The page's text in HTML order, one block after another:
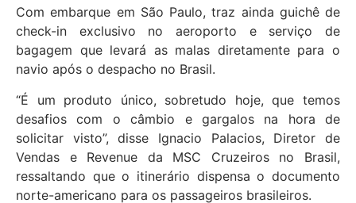
Com embarque em São Paulo, traz ainda guichê de
check-in exclusivo no aeroporto e serviço de
bagagem que levará as malas diretamente para o
navio após o despacho no Brasil.
“É um produto único, sobretudo hoje, que temos
desafios com o câmbio e gargalos na hora de
solicitar visto”, disse Ignacio Palacios, Diretor de
Vendas e Revenue da MSC Cruzeiros no Brasil,
ressaltando que o itinerário dispensa o documento
norte-americano para os passageiros brasileiros.